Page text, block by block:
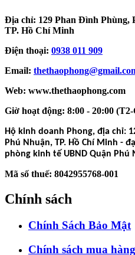
Địa chỉ: 129 Phan Đình Phùng,
TP. Hồ Chí Minh
Điện thoại: 0938 011 909
Email:
Web: www.thethaophong.com
Giờ hoạt động: 8:00 - 20:00
Hộ kinh doanh Phong, địa chỉ:
Phú Nhuận, TP. Hồ Chí Minh -
phòng kinh tế UBND Quận Phú
Mã số thuế: 8042955768-001
Chính sách
Chính Sách Bảo Mật
Chính sách mua